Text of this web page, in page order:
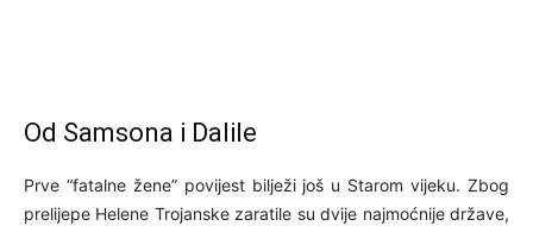
Od Samsona i Dalile
Prve “fatalne žene” povijest bilježi još u Starom vijeku. Zbog
prelijepe Helene Trojanske zaratile su dvije najmoćnije države,